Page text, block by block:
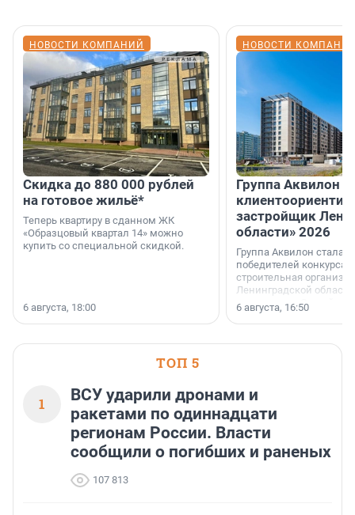
НОВОСТИ КОМПАНИЙ
Скидка до 880 000 рублей
на готовое жильё*
Теперь квартиру в сданном ЖК
«Образцовый квартал 14» можно
купить со специальной скидкой.
6 августа, 18:00
НОВОСТИ
Группа Аквилон
застройщик
области» 2026
Группа Аквилон стала
победителей конкурса
строительная
Ленинградской области
номинации «Самый
застройщик
6 августа, 16:50
ТОП 5
1
ВСУ ударили дронами и
ракетами по одиннадцати
регионам России. Власти
сообщили о погибших и раненых
107 813